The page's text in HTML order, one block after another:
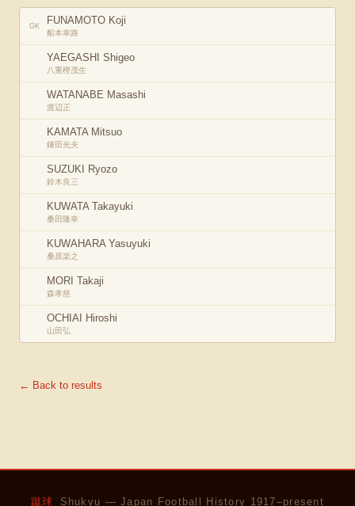
GK FUNAMOTO Koji
船本幸路
YAEGASHI Shigeo
八重樫茂生
WATANABE Masashi
渡辺正
KAMATA Mitsuo
鎌田光夫
SUZUKI Ryozo
鈴木良三
KUWATA Takayuki
桑田隆幸
KUWAHARA Yasuyuki
桑原楽之
MORI Takaji
森孝慈
OCHIAI Hiroshi
山田弘
← Back to results
蹴球 Shukyu — Japan Football History 1917–present